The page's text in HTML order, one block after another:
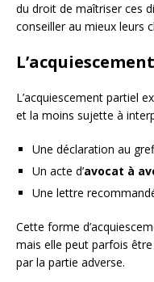
du droit de maîtriser ces
conseiller au mieux leurs
L’acquiescement partiel
et la moins sujette à
Une déclaration au
Un acte d’avocat à
Une lettre
Cette forme
mais elle peut parfois
par la partie adverse.